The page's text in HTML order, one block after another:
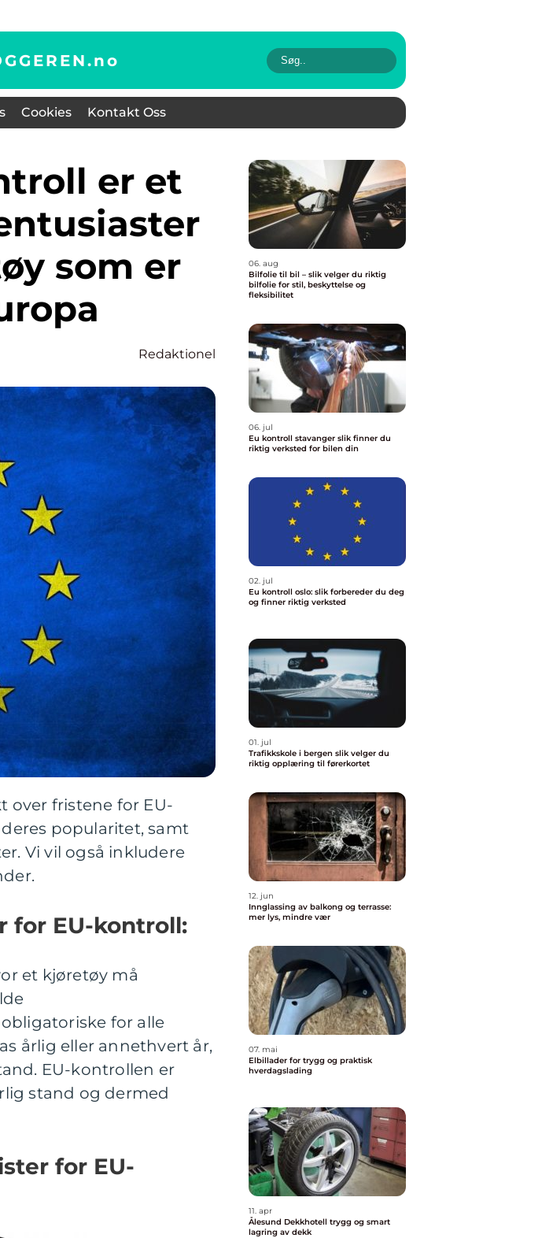
no
Cookies Kontakt Oss
som er
Redaktionel
over fristene for EU-
popularitet, samt
Vi vil også inkludere
for EU-kontroll:
et kjøretøy må
for alle
årlig eller annethvert år,
EU-kontrollen er
stand og dermed
for EU-
06. aug
Bilfolie til bil – slik velger du riktig
bilfolie for stil, beskyttelse og
fleksibilitet
06. jul
Eu kontroll stavanger slik finner du
riktig verksted for bilen din
02. jul
Eu kontroll oslo: slik forbereder du deg
og finner riktig verksted
01. jul
Trafikkskole i bergen slik velger du
riktig opplæring til førerkortet
12. jun
Innglassing av balkong og terrasse:
mer lys, mindre vær
07. mai
Elbillader for trygg og praktisk
hverdagslading
11. apr
Ålesund Dekkhotell trygg og smart
lagring av dekk